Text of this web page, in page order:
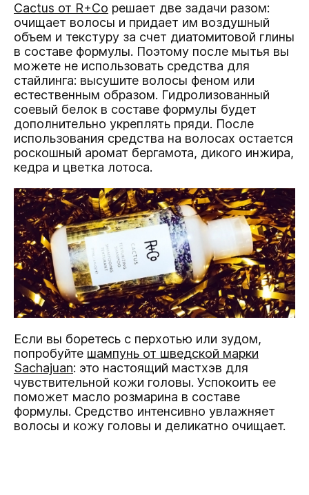
Cactus от R+Co решает две задачи разом:
очищает волосы и придает им воздушный
объем и текстуру за счет диатомитовой глины
в составе формулы. Поэтому после мытья вы
можете не использовать средства для
стайлинга: высушите волосы феном или
естественным образом. Гидролизованный
соевый белок в составе формулы будет
дополнительно укреплять пряди. После
использования средства на волосах остается
роскошный аромат бергамота, дикого инжира,
кедра и цветка лотоса.
Если вы боретесь с перхотью или зудом,
попробуйте шампунь от шведской марки
Sachajuan: это настоящий мастхэв для
чувствительной кожи головы. Успокоить ее
поможет масло розмарина в составе
формулы. Средство интенсивно увлажняет
волосы и кожу головы и деликатно очищает.